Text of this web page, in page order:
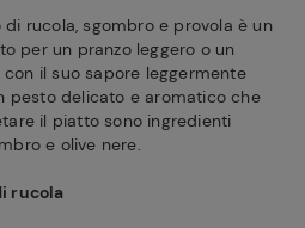
rucola, sgombro e provola è un
per un pranzo leggero o un
con il suo sapore leggermente
pesto delicato e aromatico che
il piatto sono ingredienti
e olive nere.
rucola